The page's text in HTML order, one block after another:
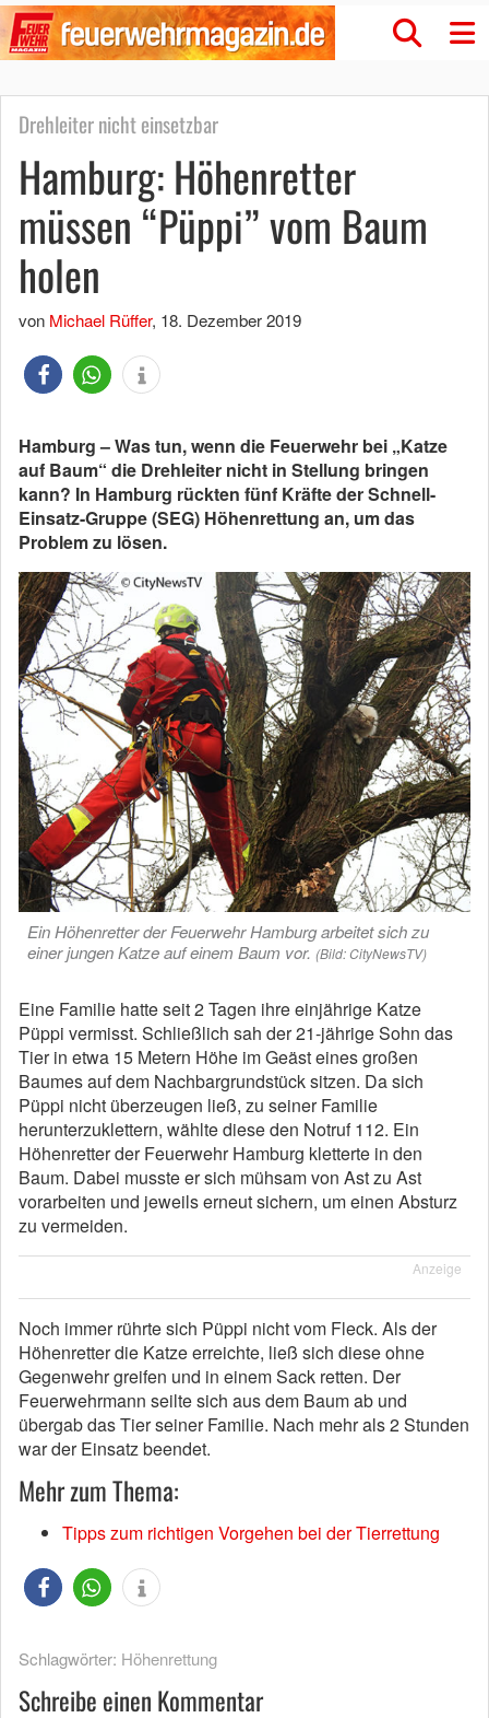
Drehleiter nicht einsetzbar
Hamburg: Höhenretter
müssen “Püppi” vom Baum
holen
von Michael Rüffer, 18. Dezember 2019
Hamburg – Was tun, wenn die Feuerwehr bei „Katze
auf Baum“ die Drehleiter nicht in Stellung bringen
kann? In Hamburg rückten fünf Kräfte der Schnell-
Einsatz-Gruppe (SEG) Höhenrettung an, um das
Problem zu lösen.
Ein Höhenretter der Feuerwehr Hamburg arbeitet sich zu
einer jungen Katze auf einem Baum vor. (Bild: CityNewsTV)
Eine Familie hatte seit 2 Tagen ihre einjährige Katze
Püppi vermisst. Schließlich sah der 21-jährige Sohn das
Tier in etwa 15 Metern Höhe im Geäst eines großen
Baumes auf dem Nachbargrundstück sitzen. Da sich
Püppi nicht überzeugen ließ, zu seiner Familie
herunterzuklettern, wählte diese den Notruf 112. Ein
Höhenretter der Feuerwehr Hamburg kletterte in den
Baum. Dabei musste er sich mühsam von Ast zu Ast
vorarbeiten und jeweils erneut sichern, um einen Absturz
zu vermeiden.
Anzeige
Noch immer rührte sich Püppi nicht vom Fleck. Als der
Höhenretter die Katze erreichte, ließ sich diese ohne
Gegenwehr greifen und in einem Sack retten. Der
Feuerwehrmann seilte sich aus dem Baum ab und
übergab das Tier seiner Familie. Nach mehr als 2 Stunden
war der Einsatz beendet.
Mehr zum Thema:
Tipps zum richtigen Vorgehen bei der Tierrettung
Schlagwörter: Höhenrettung
Schreibe einen Kommentar